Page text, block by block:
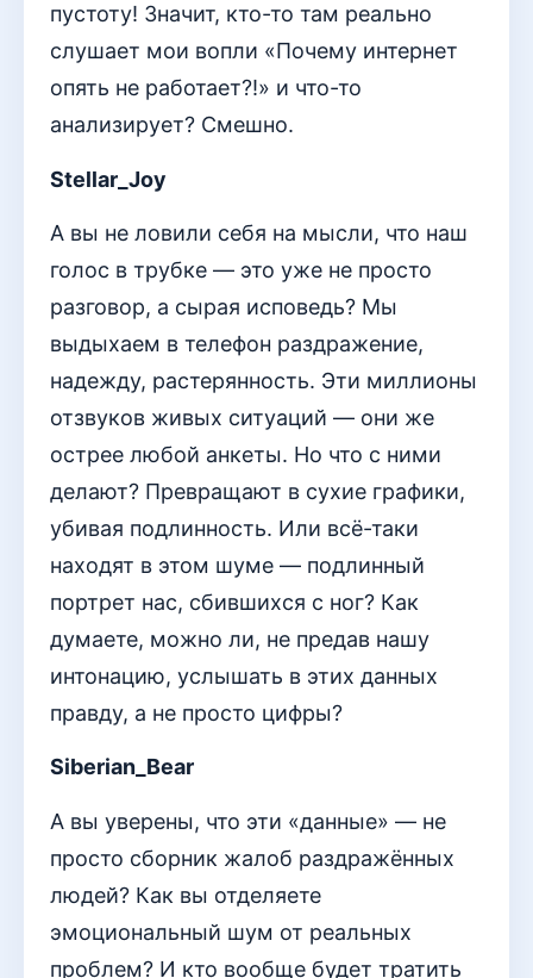
пустоту! Значит, кто-то там реально
слушает мои вопли «Почему интернет
опять не работает?!» и что-то
анализирует? Смешно.
Stellar_Joy
А вы не ловили себя на мысли, что наш
голос в трубке — это уже не просто
разговор, а сырая исповедь? Мы
выдыхаем в телефон раздражение,
надежду, растерянность. Эти миллионы
отзвуков живых ситуаций — они же
острее любой анкеты. Но что с ними
делают? Превращают в сухие графики,
убивая подлинность. Или всё-таки
находят в этом шуме — подлинный
портрет нас, сбившихся с ног? Как
думаете, можно ли, не предав нашу
интонацию, услышать в этих данных
правду, а не просто цифры?
Siberian_Bear
А вы уверены, что эти «данные» — не
просто сборник жалоб раздражённых
людей? Как вы отделяете
эмоциональный шум от реальных
проблем? И кто вообще будет тратить